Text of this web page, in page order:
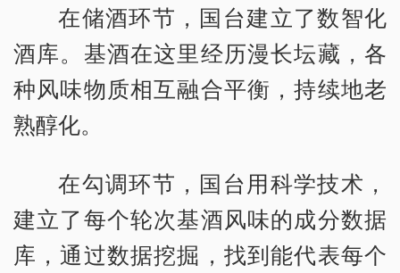
在储酒环节，国台建立了数智化
酒库。基酒在这里经历漫长坛藏，各
种风味物质相互融合平衡，持续地老
熟醇化。
在勾调环节，国台用科学技术，
建立了每个轮次基酒风味的成分数据
库，通过数据挖掘，找到能代表每个